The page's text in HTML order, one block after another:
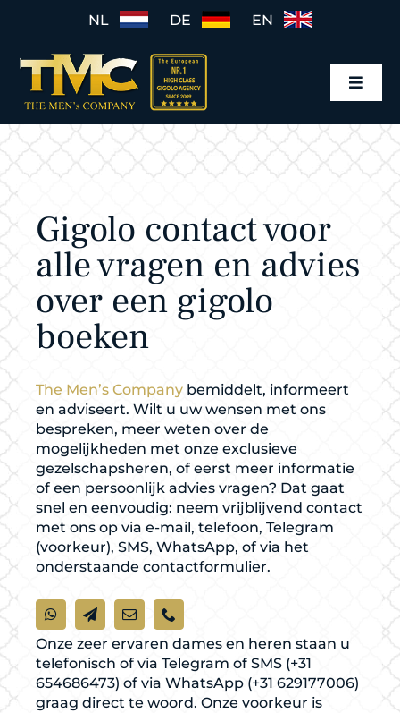
NL DE EN
Home
Gigolo mannen
Gigolo boeken
Tarieven
Gigolo contact voor
alle vragen en advies
over een gigolo
boeken
The Men’s Company bemiddelt, informeert
en adviseert. Wilt u uw wensen met ons
bespreken, meer weten over de
mogelijkheden met onze exclusieve
gezelschapsheren, of eerst meer informatie
of een persoonlijk advies vragen? Dat gaat
snel en eenvoudig: neem vrijblijvend contact
met ons op via e-mail, telefoon, Telegram
(voorkeur), SMS, WhatsApp, of via het
onderstaande contactformulier.
Onze zeer ervaren dames en heren staan u
telefonisch of via Telegram of SMS (+31
654686473) of via WhatsApp (+31 629177006)
graag direct te woord. Onze voorkeur is